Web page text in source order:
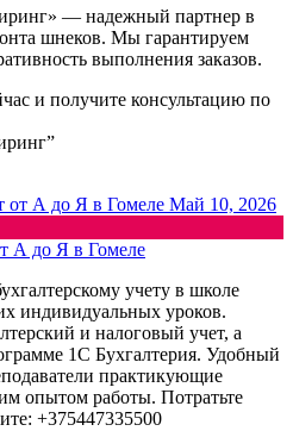
— надежный партнер в
шнеков. Мы гарантируем
выполнения заказов.
и получите консультацию по
Май 10, 2026
А до Я в Гомеле
учету в школе
индивидуальных уроков.
и налоговый учет, а
1С Бухгалтерия. Удобный
практикующие
опытом работы. Потратьте
+375447335500